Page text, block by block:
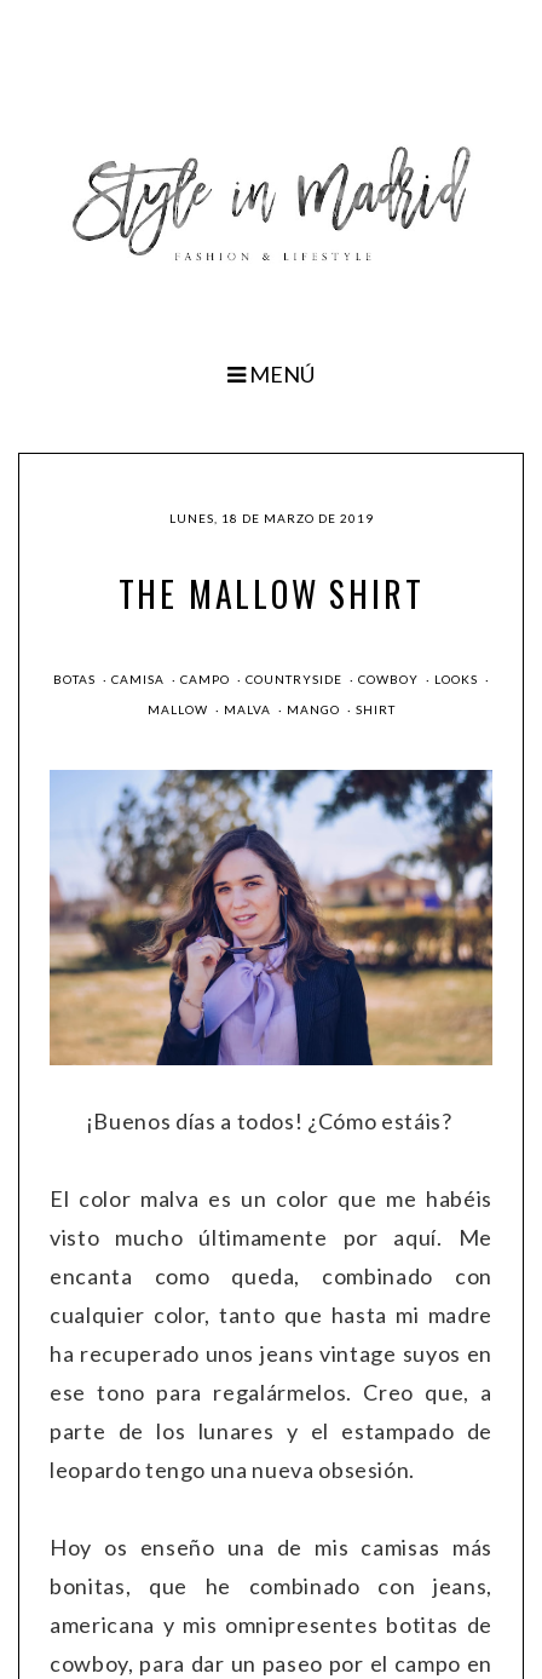
MENÚ
LUNES, 18 DE MARZO DE 2019
THE MALLOW SHIRT
BOTAS · CAMISA · CAMPO · COUNTRYSIDE · COWBOY · LOOKS ·
MALLOW · MALVA · MANGO · SHIRT
¡Buenos días a todos! ¿Cómo estáis?
El color malva es un color que me habéis
visto mucho últimamente por aquí. Me
encanta como queda, combinado con
cualquier color, tanto que hasta mi madre
ha recuperado unos jeans vintage suyos en
ese tono para regalármelos. Creo que, a
parte de los lunares y el estampado de
leopardo tengo una nueva obsesión.
Hoy os enseño una de mis camisas más
bonitas, que he combinado con jeans,
americana y mis omnipresentes botitas de
cowboy, para dar un paseo por el campo en